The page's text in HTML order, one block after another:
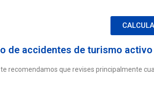
de accidentes de turismo
recomendamos que revises principalmente